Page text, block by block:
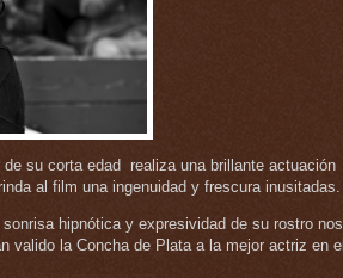
su corta edad realiza una brillante actuación
al film una ingenuidad y frescura inusitadas.
hipnótica y expresividad de su rostro nos
la Concha de Plata a la mejor actriz en el